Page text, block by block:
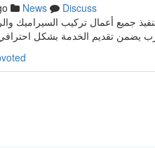
News
Discuss
جميع أعمال تركيب السيراميك